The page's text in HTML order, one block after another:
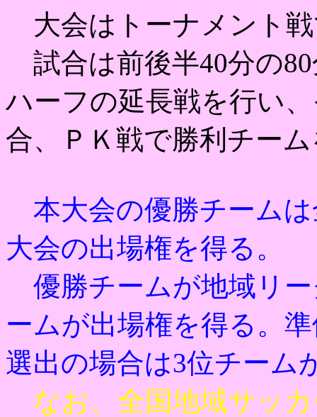
大会はトーナメント
試合は前後半40分の
ハーフの延長戦を行い
合、ＰＫ戦で勝利チー
本大会の優勝チーム
大会の出場権を得る。
優勝チームが地域リ
ームが出場権を得る。
選出の場合は3位チーム
なお、全国地域サッ